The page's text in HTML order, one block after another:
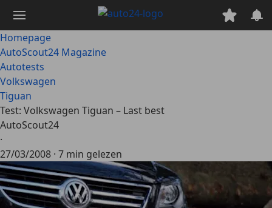
naar
hoofdinhoud
Homepage
AutoScout24 Magazine
Autotests
Volkswagen
Tiguan
Test: Volkswagen Tiguan – Last best
AutoScout24
·
27/03/2008 · 7 min gelezen